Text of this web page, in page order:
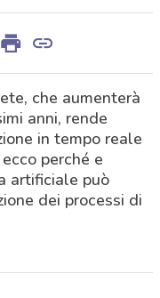
che aumenterà
anni, rende
in tempo reale
perché e
artificiale può
dei processi di